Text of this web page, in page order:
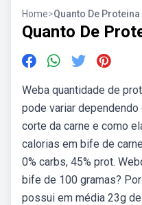
Home>Quanto De
Quanto De
Weba quantidade de
pode variar
corte da carne e como
calorias em bife de
0% carbs, 45% prot.
bife de 100 gramas?
possui em média 23g